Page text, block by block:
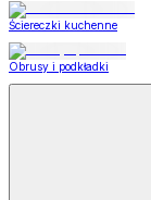
Ściereczki kuchenne
Obrusy i podkładki